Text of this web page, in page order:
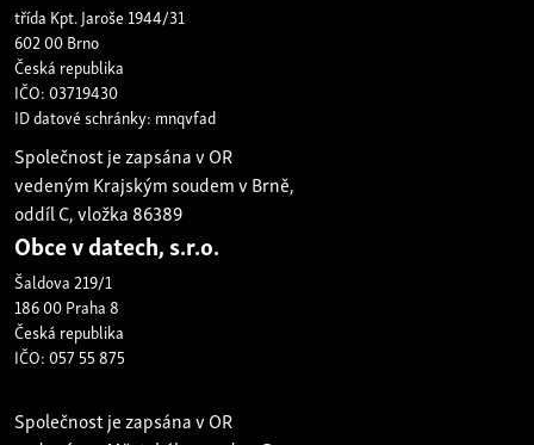
třída Kpt. Jaroše 1944/31
602 00 Brno
Česká republika
IČO: 03719430
ID datové schránky: mnqvfad
Společnost je zapsána v OR
vedeným Krajským soudem v Brně,
oddíl C, vložka 86389
Obce v datech, s.r.o.
Šaldova 219/1
186 00 Praha 8
Česká republika
IČO: 057 55 875
Společnost je zapsána v OR